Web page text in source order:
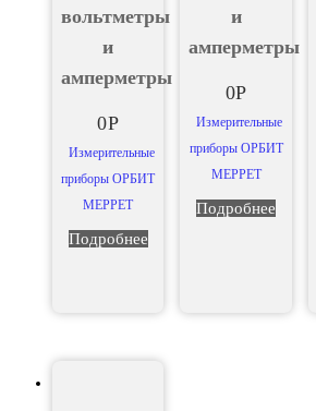
вольтметры
и
амперметры
0Р
Измерительные
приборы ОРБИТ
МЕРРЕТ
Подробнее
и
амперметры
0Р
Измерительные
приборы ОРБИТ
МЕРРЕТ
Подробнее